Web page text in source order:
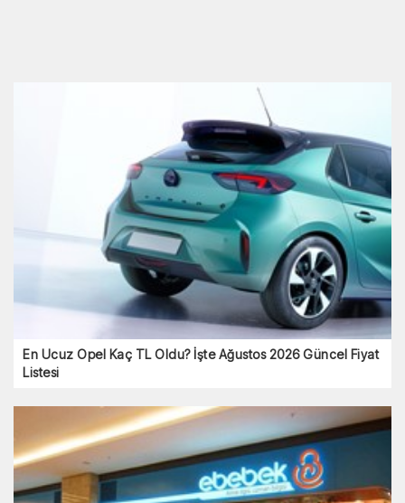
En Ucuz Opel Kaç TL Oldu? İşte Ağustos 2026 Güncel Fiyat
Listesi